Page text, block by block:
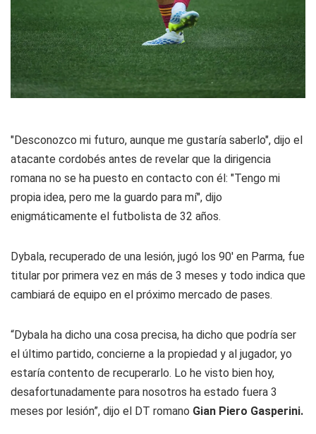
"Desconozco mi futuro, aunque me gustaría saberlo", dijo el
atacante cordobés antes de revelar que la dirigencia
romana no se ha puesto en contacto con él: "Tengo mi
propia idea, pero me la guardo para mí", dijo
enigmáticamente el futbolista de 32 años.
Dybala, recuperado de una lesión, jugó los 90' en Parma, fue
titular por primera vez en más de 3 meses y todo indica que
cambiará de equipo en el próximo mercado de pases.
“Dybala ha dicho una cosa precisa, ha dicho que podría ser
el último partido, concierne a la propiedad y al jugador, yo
estaría contento de recuperarlo. Lo he visto bien hoy,
desafortunadamente para nosotros ha estado fuera 3
meses por lesión”, dijo el DT romano Gian Piero Gasperini.